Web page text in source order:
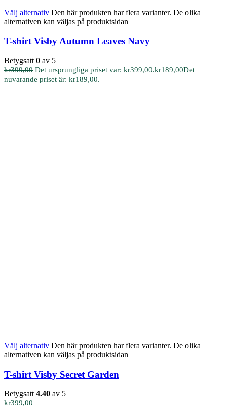
Välj alternativ Den här produkten har flera varianter. De olika
alternativen kan väljas på produktsidan
T-shirt Visby Autumn Leaves Navy
Betygsatt 0 av 5
kr399,00 Det ursprungliga priset var: kr399,00.kr189,00Det
nuvarande priset är: kr189,00.
Välj alternativ Den här produkten har flera varianter. De olika
alternativen kan väljas på produktsidan
T-shirt Visby Secret Garden
Betygsatt4.40 av 5
kr399,00